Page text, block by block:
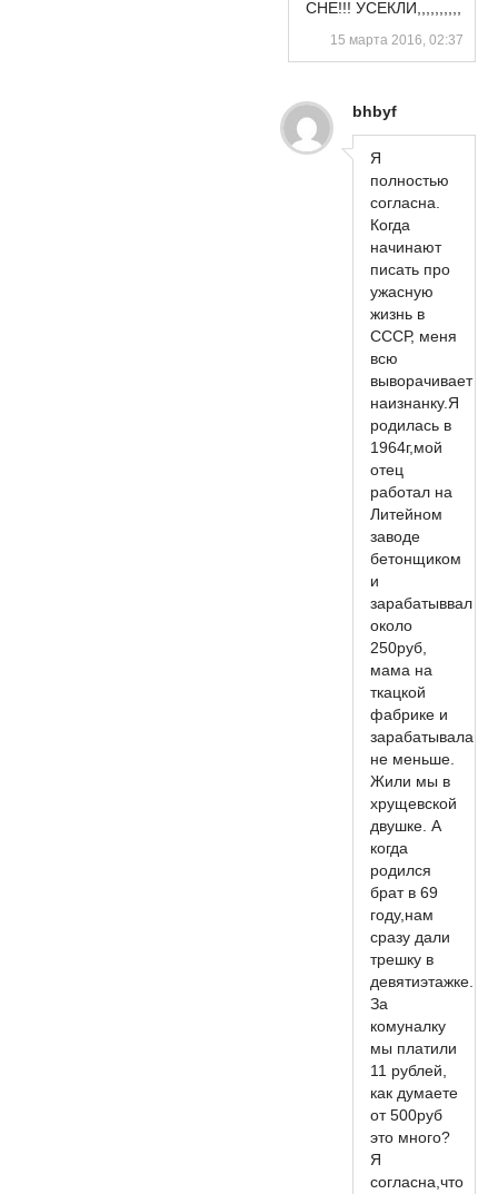
СНЕ!!! УСЕКЛИ,,,,,,,,,,
15 марта 2016, 02:37
bhbyf
Я
полностью
согласна.
Когда
начинают
писать про
ужасную
жизнь в
СССР, меня
всю
выворачивает
наизнанку.Я
родилась в
1964г,мой
отец
работал на
Литейном
заводе
бетонщиком
и
зарабатыввал
около
250руб,
мама на
ткацкой
фабрике и
зарабатывала
не меньше.
Жили мы в
хрущевской
двушке. А
когда
родился
брат в 69
году,нам
сразу дали
трешку в
девятиэтажке.
За
комуналку
мы платили
11 рублей,
как думаете
от 500руб
это много?
Я
согласна,что